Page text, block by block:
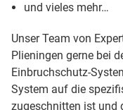
und vieles mehr…
Unser Team von
Plieningen gerne bei
Einbruchschutz-
System auf die
zugeschnitten ist und